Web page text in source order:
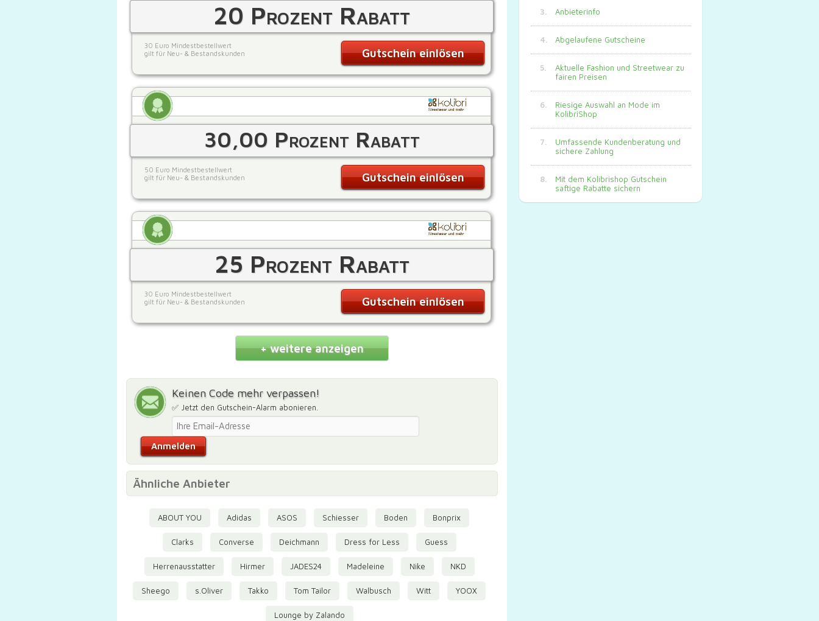
20 Prozent Rabatt
30 Euro Mindestbestellwert
gilt für Neu- & Bestandskunden
Gutschein einlösen
30,00 Prozent Rabatt
50 Euro Mindestbestellwert
gilt für Neu- & Bestandskunden
Gutschein einlösen
25 Prozent Rabatt
30 Euro Mindestbestellwert
gilt für Neu- & Bestandskunden
Gutschein einlösen
+ weitere anzeigen
Keinen Code mehr verpassen!
✅ Jetzt den Gutschein-Alarm abonieren.
Ähnliche Anbieter
ABOUT YOU Adidas ASOS Schiesser Boden Bonprix
Clarks Converse Deichmann Dress for Less Guess
Herrenausstatter Hirmer JADES24 Madeleine Nike NKD
Sheego s.Oliver Takko Tom Tailor Walbusch Witt YOOX
Lounge by Zalando
Anbieterinfo
Abgelaufene Gutscheine
Aktuelle Fashion und Streetwear zu
fairen Preisen
Riesige Auswahl an Mode im
KolibriShop
Umfassende Kundenberatung und
sichere Zahlung
Mit dem Kolibrishop Gutschein
saftige Rabatte sichern